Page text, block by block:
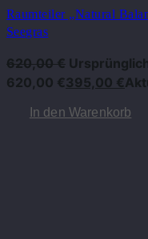
Raumteiler „Natural
Seegras
620,00€
620,00 €395,00 €
In den Warenkorb